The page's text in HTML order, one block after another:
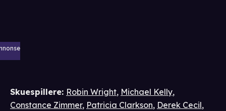
Skuespillere: Robin Wright, Michael Kelly,
Constance Zimmer, Patricia Clarkson, Derek Cecil,